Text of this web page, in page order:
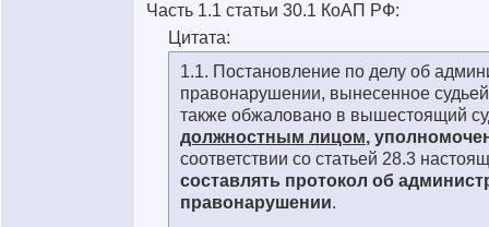
Часть 1.1 статьи 30.1 КоАП РФ:
Цитата:
1.1. Постановление по делу об
правонарушении, вынесенное
также обжаловано в вышестоящий
должностным лицом,
соответствии со статьей 28.3
составлять протокол об
правонарушении.